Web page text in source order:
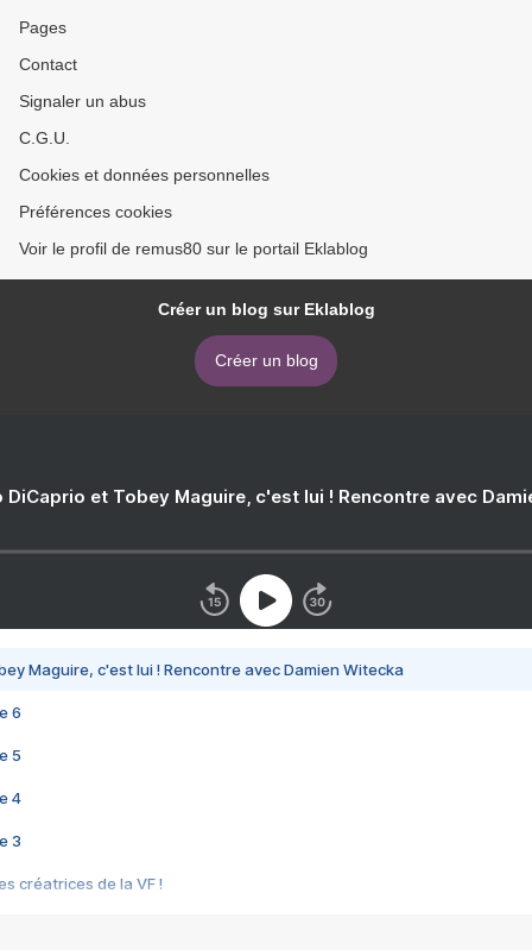
Pages
Contact
Signaler un abus
C.G.U.
Cookies et données personnelles
Préférences cookies
Voir le profil de remus80 sur le portail Eklablog
Créer un blog sur Eklablog
Créer un blog
DiCaprio et Tobey Maguire, c'est lui ! Rencontre avec
Maguire, c'est lui ! Rencontre avec Damien Witecka
6
5
4
3
créatrices de la VF !